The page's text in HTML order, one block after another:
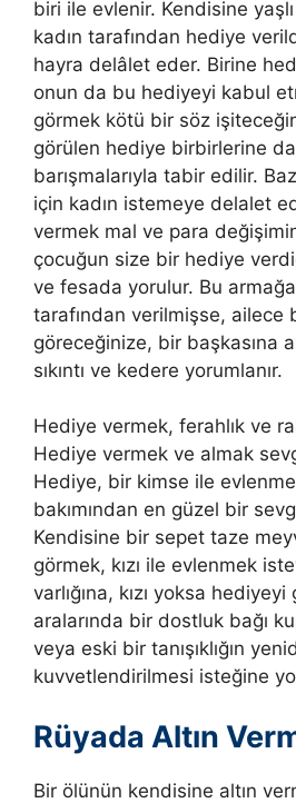
biri ile evlenir. Kendisine
kadın tarafından hediye
hayra delâlet eder. Birine
onun da bu hediyeyi kabul
görmek kötü bir söz
görülen hediye birbirlerine
barışmalarıyla tabir edilir.
için kadın istemeye delalet
vermek mal ve para
çocuğun size bir hediye
ve fesada yorulur. Bu
tarafından verilmişse, ailece
göreceğinize, bir başkasına
sıkıntı ve kedere yorumlanır.
Hediye vermek, ferahlık ve
Hediye vermek ve almak
Hediye, bir kimse ile
bakımından en güzel bir
Kendisine bir sepet taze
görmek, kızı ile evlenmek
varlığına, kızı yoksa
aralarında bir dostluk bağı
veya eski bir tanışıklığın
kuvvetlendirilmesi isteğine
Rüyada Altın
Bir ölünün kendisine altın